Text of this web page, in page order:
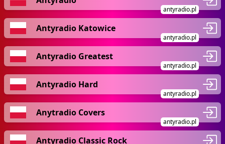
antyradio.pl
Antyradio Katowice
antyradio.pl
Antyradio Greatest
antyradio.pl
Antyradio Hard
antyradio.pl
Anytradio Covers
antyradio.pl
Antyradio Classic Rock